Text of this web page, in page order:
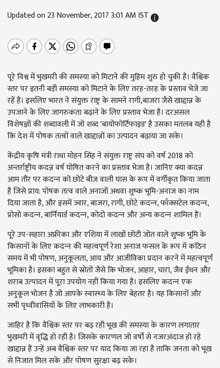
Updated on 23 November, 2017 3:01 AM IST
पूरे विश्व में भुखमरी की समस्या को मिटाने की मुहिम शुरु हो चुकी है। वैश्विक
स्तर पर इतनी बड़ी समस्या को मिटाने के लिए तरह-तरह के प्रस्ताव भेजे जा
रहें हैं। इसलिए भारत ने संयुक्त राष्ट्र के सामने रागी,बाजरा जैसे खाद्दान्न के
उपजाने के लिए जागरुकता बढ़ाने के लिए प्रस्ताव भेजा है। दरअसल
विशेषज्ञों की शब्दावली में जो शब्द 'बायोफोर्टिफाइड' है उसका मतलब यही है
कि देश में पोषक तत्वों वाले खाद्दान्नों का उत्पादन बढ़ाया जा सके।
केंद्रीय कृषि मंत्री राधा मोहन सिंह ने संयुक्त राष्ट्र संघ को वर्ष 2018 को
अन्तर्राष्ट्रीय कदन्न वर्ष घोषित करने का प्रस्ताव भेजा है। जानिए क्या कदन्न
आम तौर पर कदन्‍न को छोटे बीज वाली घास के रूप में वर्गीकृत किया जाता
है जिसे प्राय: पोषक तत्‍व वाले अनाजों अथवा शुष्‍क भूमि-अनाज का नाम
दिया जाता है, और इसमें ज्‍वार, बाजरा, रागी, छोटे कदन्‍न, फॉक्‍सटेल कदन्‍न,
प्रोसो कदन्‍न, बार्नियार्ड कदन्‍न, कोदो कदन्‍न और अन्य कदन्‍न शामिल हैं।
पूरे उप-सहारा अफ्रीका और एशिया में लाखों छोटी जोत वाले शुष्‍क भूमि के
किसानों के लिए कदन्‍न की महत्वपूर्ण रेशा अनाज फसल के रूप में कठिन
समय में भी पोषण, अनुकूलता, आय और आजीविका प्रदान करने में महत्‍वपूर्ण
भूमिका है। इसका बहुत से स्रोतों जैसे कि भोजन, आहार, चारा, जैव ईंधन और
शराब उत्‍पादन में पूरा उपयोग नहीं किया गया है। इसलिए कदन्‍न एक
अनुकूल भोजन है जो आपके स्‍वास्‍थ्‍य के लिए बेहतर है। यह किसानों और
सभी पृथ्‍वीवासियों के लिए लाभकारी है।
जाहिर है कि वैश्विक स्तर पर बढ़ रही भूख की समस्या के कारण लगातार
भुखमरी में वृद्धि हो रही है। जिसके कारणल जो वर्षों से नजरअंदाज हो रहे
खाद्दान्न हैं उन्हें अब वैश्विक स्तर पर याद किया जा रहा है ताकि जनता को भूख
से निजात मिल सके और पोषण सुरक्षा बढ़ सके।